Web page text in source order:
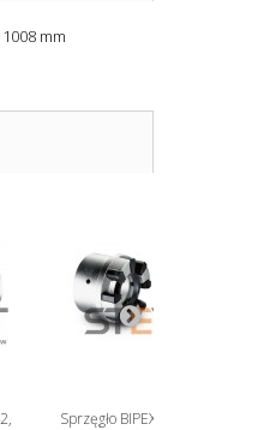
mm
Sprzęgło BIPEX, rozmiar: 182,